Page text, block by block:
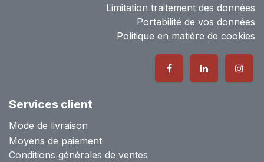
Limitation traitement des données
Portabilité de vos données
Politique en matière de cookies
Services client
Mode de livraison
Moyens de paiement
Conditions générales de ventes